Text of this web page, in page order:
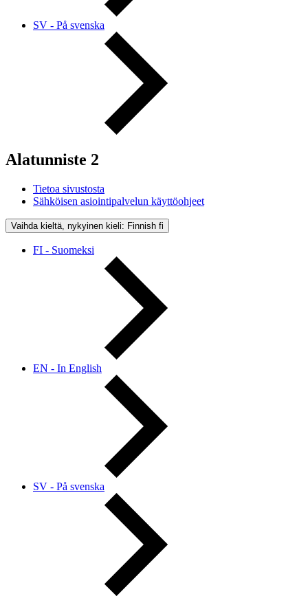
SV - På svenska
Alatunniste 2
Tietoa sivustosta
Sähköisen asiointipalvelun käyttöohjeet
Vaihda kieltä, nykyinen kieli: Finnish fi
FI - Suomeksi
EN - In English
SV - På svenska